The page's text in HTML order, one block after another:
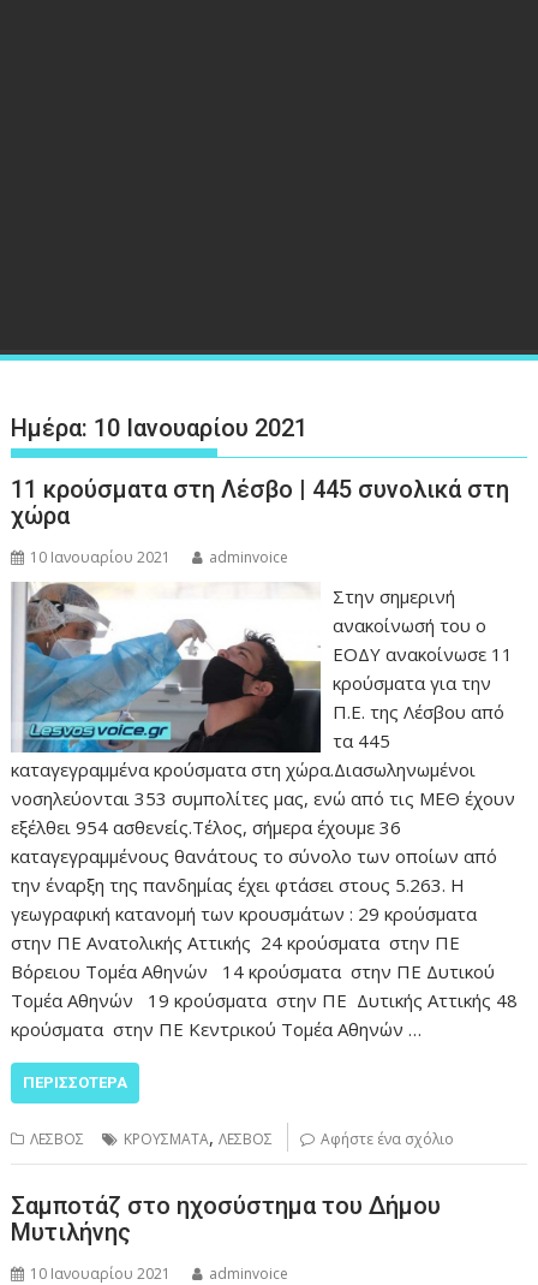
Ημέρα: 10 Ιανουαρίου 2021
11 κρούσματα στη Λέσβο | 445 συνολικά στη
χώρα
10 Ιανουαρίου 2021 adminvoice
Στην σημερινή
ανακοίνωσή του ο
ΕΟΔΥ ανακοίνωσε 11
κρούσματα για την
Π.Ε. της Λέσβου από
τα 445
καταγεγραμμένα κρούσματα στη χώρα.Διασωληνωμένοι
νοσηλεύονται 353 συμπολίτες μας, ενώ από τις ΜΕΘ έχουν
εξέλθει 954 ασθενείς.Τέλος, σήμερα έχουμε 36
καταγεγραμμένους θανάτους το σύνολο των οποίων από
την έναρξη της πανδημίας έχει φτάσει στους 5.263. Η
γεωγραφική κατανομή των κρουσμάτων : 29 κρούσματα
στην ΠΕ Ανατολικής Αττικής 24 κρούσματα στην ΠΕ
Βόρειου Τομέα Αθηνών 14 κρούσματα στην ΠΕ Δυτικού
Τομέα Αθηνών 19 κρούσματα στην ΠΕ Δυτικής Αττικής 48
κρούσματα στην ΠΕ Κεντρικού Τομέα Αθηνών …
ΠΕΡΙΣΣΌΤΕΡΑ
ΛΕΣΒΟΣ ΚΡΟΥΣΜΑΤΑ,ΛΕΣΒΟΣ Αφήστε ένα σχόλιο
Σαμποτάζ στο ηχοσύστημα του Δήμου
Μυτιλήνης
10 Ιανουαρίου 2021 adminvoice